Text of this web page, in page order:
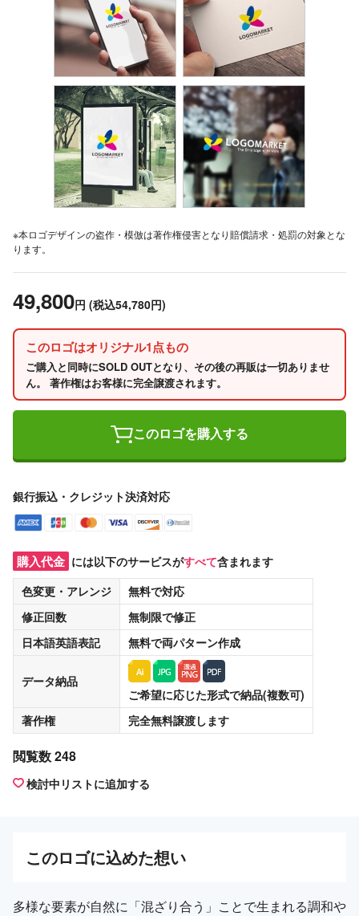
※本ロゴデザインの盗作・模倣は著作権侵害となり賠償請求・処罰の対象とな
ります。
49,800円 (税込54,780円)
このロゴはオリジナル1点もの
ご購入と同時にSOLD OUTとなり、その後の再販は一切ありませ
ん。 著作権はお客様に完全譲渡されます。
このロゴを購入する
銀行振込・クレジット決済対応
購入代金 には以下のサービスがすべて含まれます
色変更・アレンジ
無料で対応
修正回数
無制限で修正
日本語英語表記
無料で両パターン作成
データ納品
ご希望に応じた形式で納品(複数可)
著作権
完全無料譲渡します
閲覧数 248
検討中リストに追加する
このロゴに込めた想い
多様な要素が自然に「混ざり合う」ことで生まれる調和や